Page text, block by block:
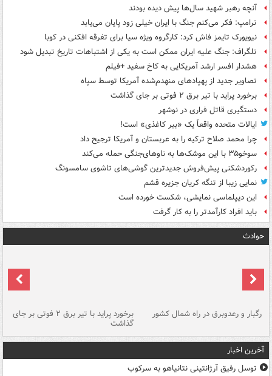
آنچه رهبر شهید سال‌ها پیش دیده بودند
ترامپ: فکر می‌کنم جنگ با ایران خیلی زود پایان می‌یابد
نیویورک تایمز فاش کرد: کارگروه ویژه سیا برای تفرقه افکنی در کوبا
تلگراف: جنگ علیه ایران ممکن است به یکی از اشتباهات تاریخ تبدیل شود
هشدار افسر ارشد آمریکایی به کاخ سفید +فیلم
تصاویر جدید از پهپادهای منهدم‌شده آمریکا توسط سپاه
برخورد پراید با تیر برق ۲ فوتی بر جای گذاشت
دستگیری قاتل فراری در نوشهر
ایالات متحده واقعاً یک «ببر کاغذی» است!
چرا محمد صلاح ترکیه را به عربستان و آمریکا ترجیح داد
سوخو۳۵ با این موشک‌ها به ناوهای‌جنگی حمله می‌کند
رکوردشکنی پیش‌فروش جدیدترین گوشی‌های تاشوی سامسونگ
نمایی زیبا از تنگه کریان جزیره قشم
این دیپلماسی نمایشی، شکست خورده است
باید افراد کارآمدتر را به کار گرفت
حوادث
رگبار و رعدوبرق در راه شمال کشور برخورد پراید با تیر برق ۲ فوتی بر جای
گذاشت
آخرین اخبار
توسل رفیق آرژانتینی نتانیاهو به سرکوب